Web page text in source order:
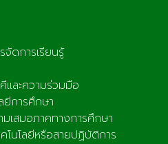
ดการเรียนรู้
และความร่วมมือ
ยีการศึกษา
เสมอภาคทางการศึกษา
นโลยีหรือสายปฏิบัติการ